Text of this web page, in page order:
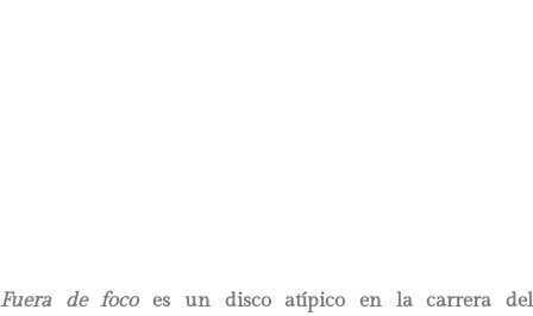
Fuera de focoes un disco atípico en la carrera del